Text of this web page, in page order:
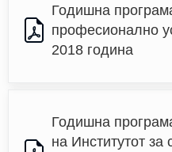
Годишна
професионално
2018 година
Годишна
на Институтот за